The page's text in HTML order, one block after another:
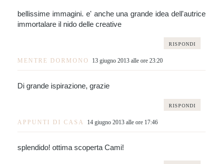
bellissime immagini. e' anche una grande idea dell'autrice
immortalare il nido delle creative
RISPONDI
MENTRE DORMONO 13 giugno 2013 alle ore 23:20
Di grande ispirazione, grazie
RISPONDI
APPUNTI DI CASA 14 giugno 2013 alle ore 17:46
splendido! ottima scoperta Cami!